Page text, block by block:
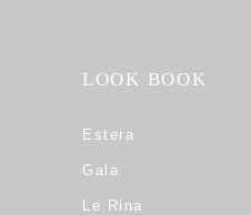
LOOK BOOK
Estera
Gala
Le Rina